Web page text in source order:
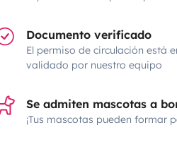
Documento verificado
El permiso de circulación está
validado por nuestro equipo
Se admiten mascotas a
¡Tus mascotas pueden formar